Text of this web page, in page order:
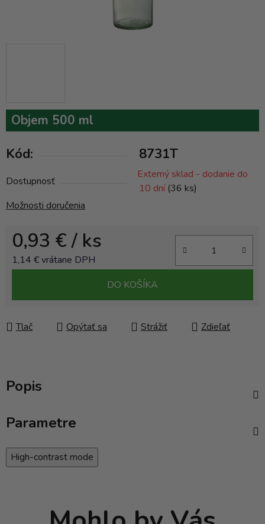
Objem 500 ml
Kód: 8731T
Dostupnosť
Externý sklad - dodanie do
10 dní (36 ks)
Možnosti doručenia
0,93 €/ ks
1,14 € vrátane DPH
DO KOŠÍKA
Tlač Opýtať sa Strážiť Zdieľať
Popis
Parametre
High-contrast mode